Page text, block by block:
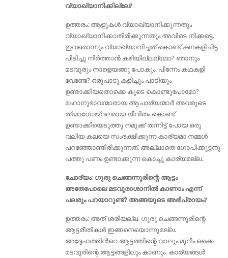
വ്യാഖ്യാനിക്കില്ലേ?
ഉത്തരം: ആളുകൾ വ്യാഖ്യാനിക്കുന്നതും
വ്യാഖ്യാനിക്കാതിരിക്കുന്നതും അവിടെ നിക്കട്ടെ.
ഇവരൊന്നും വ്യാഖ്യാനിച്ചത് കൊണ്ട് കഥകളിചിട്ട
പിടിച്ചു നിർത്താൻ കഴിയില്ലല്ലോ? ഞാനും
മടവൂരും നാളെയങ്ങു പോകും. പിന്നേം കഥകളി
വേണ്ടേ? ഒരുപാടു കളിച്ചും പാടിയും
ഉണ്ടാക്കിയതൊക്കെ കൂടെ കൊണ്ടുപോമോ?
മഹാനുഭാവന്മാരായ ആചാര്യന്മാർ അവരുടെ
ത്യാഗോജ്വലമായ ജീവിതം കൊണ്ട്
ഉണ്ടാക്കിയെടുത്തു നമുക്ക് തന്നിട്ട് പോയ ഒരു
വലിയ കലയെ സംരക്ഷിക്കുന്ന കാര്യമാ നമ്മൾ
പറഞ്ഞോണ്ടിരിക്കുന്നത്‌, അല്ലാതെ ഗോപിക്കുട്ടനു
പത്തു പണം ഉണ്ടാക്കുന്ന കൊച്ചു കാര്യമല്ല.
ചോദ്യം: ഗുരു ചെങ്ങന്നൂരിന്റെ ആട്ടം
അതേപോലെ മടവൂരാശാനിൽ കാണാം എന്ന്
പലരും പറയാറുണ്ട്‌? അങ്ങയുടെ അഭിപ്രായം?
ഉത്തരം: അത് ശരിയല്ല. ഗുരു ചെങ്ങന്നൂരിന്റെ
ആട്ടരീതികള്‍ ഇങ്ങനെയൊന്നുമല്ല.
അദ്ദേഹത്തിൻറെ ആട്ടത്തിന്റെ വാലും മുറീം ഒക്കെ
മടവൂരിന്റെ ആട്ടങ്ങളിലും കാണും. കാര്യങ്ങൾ